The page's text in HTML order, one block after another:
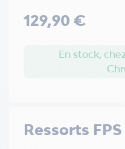
Ressorts
129,90 €
En stock,